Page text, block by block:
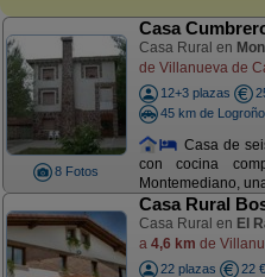
8 Fotos
Casa
Casa Rural en
de Villanueva de
12+3 plazas
45 km de Logroño
Casa de
con cocina
Montemediano,
Casa Rural
Casa Rural en El
a 4,6 km de
22 plazas
22 €